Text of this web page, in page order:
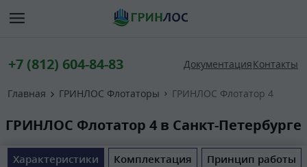
+7 (812) 604-84-83 ДокументацияКонтакты
Главная ГРИНЛОС Флотаторы ГРИНЛОС Флотатор 4
ГРИНЛОС Флотатор 4 в Санкт-Петербурге
Характеристики Комплектация Принцип работы